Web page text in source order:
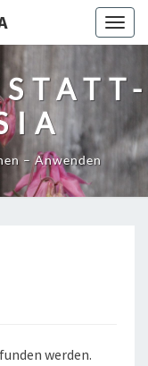
– Anwenden
werden.